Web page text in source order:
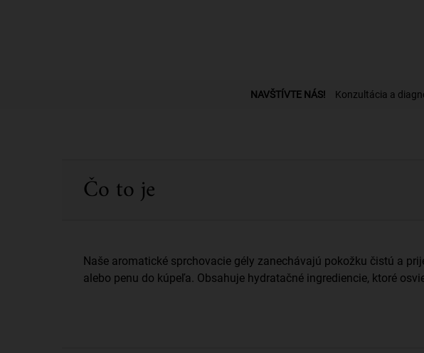
NAVŠTÍVTE NÁS! Konzultácia a
Čo to je
Naše aromatické sprchovacie gély zanechávajú pokožku čistú a
alebo penu do kúpeľa. Obsahuje hydratačné ingrediencie, ktoré